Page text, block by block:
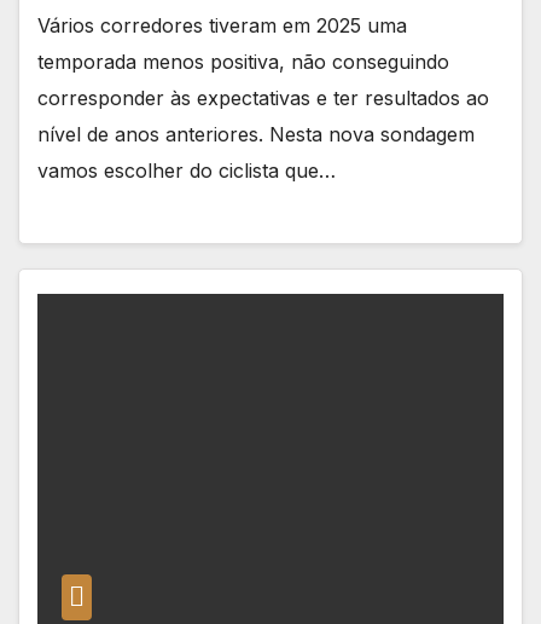
Vários corredores tiveram em 2025 uma
temporada menos positiva, não conseguindo
corresponder às expectativas e ter resultados ao
nível de anos anteriores. Nesta nova sondagem
vamos escolher do ciclista que…